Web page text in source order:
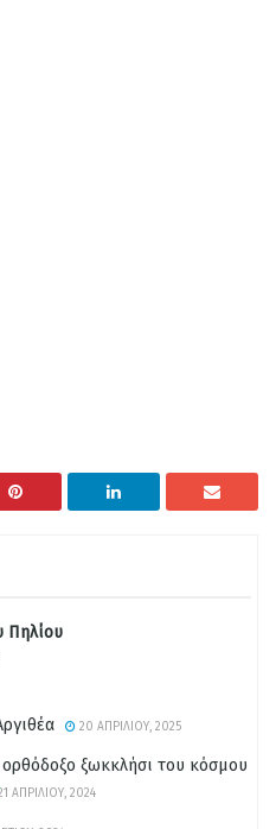
Πηλίου
20 ΑΠΡΙΛΊΟΥ, 2025
ξωκκλήσι του κόσμου
ΑΠΡΙΛΊΟΥ, 2024